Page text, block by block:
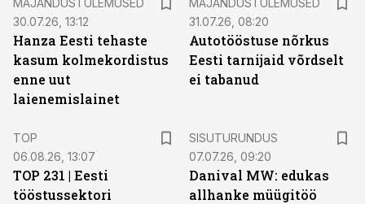
MAJANDUSTULEMUSED
30.07.26, 13:12
Hanza Eesti tehaste
kasum kolmekordistus
enne uut
laienemislainet
MAJANDUSTULEMUSED
31.07.26, 08:20
Autotööstuse nõrkus
Eesti tarnijaid võrdselt
ei tabanud
TOP
06.08.26, 13:07
TOP 231 | Eesti
tööstussektori
SISUTURUNDUS
07.07.26, 09:20
Danival MW: edukas
allhanke müügitöö